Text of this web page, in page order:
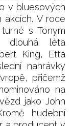
v bluesových
akcích. V roce
s Tonym
dlouhá léta
King, Etta
nahrávky
přičemž
na
jako John
hudební